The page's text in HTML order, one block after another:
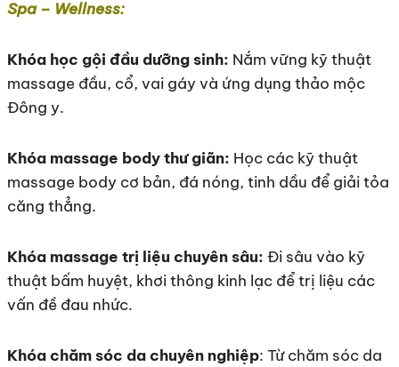
Spa – Wellness:
Khóa học gội đầu dưỡng sinh: Nắm vững kỹ thuật
massage đầu, cổ, vai gáy và ứng dụng thảo mộc
Đông y.
Khóa massage body thư giãn: Học các kỹ thuật
massage body cơ bản, đá nóng, tinh dầu để giải tỏa
căng thẳng.
Khóa massage trị liệu chuyên sâu: Đi sâu vào kỹ
thuật bấm huyệt, khơi thông kinh lạc để trị liệu các
vấn đề đau nhức.
Khóa chăm sóc da chuyên nghiệp: Từ chăm sóc da